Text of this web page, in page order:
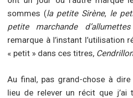
sommes (la petite Sirène, le
petite marchande d’allumettes
remarque à l’instant l’utilisation
« petit » dans ces titres, Cendrillon
Au final, pas grand-chose à
lieu de relever un récit que j’ai